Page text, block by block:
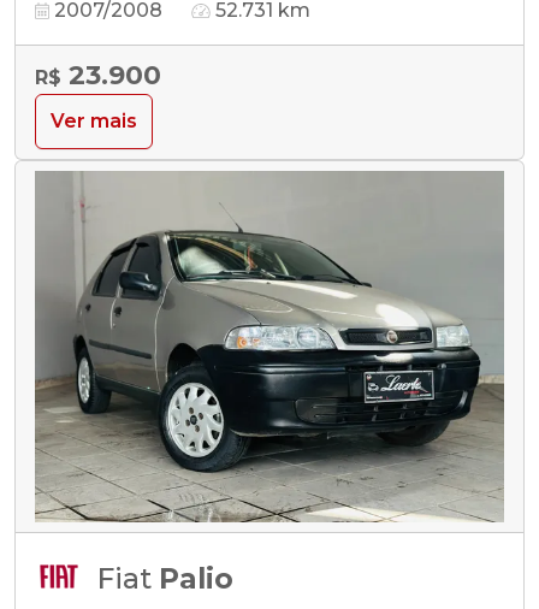
2007/2008 52.731 km
R$ 23.900
Ver mais
Fiat Palio